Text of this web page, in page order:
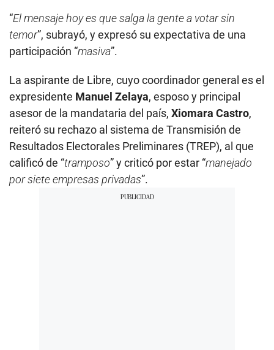
“El mensaje hoy es que salga la gente a votar sin
temor”, subrayó, y expresó su expectativa de una
participación “masiva”.
La aspirante de Libre, cuyo coordinador general es el
expresidente Manuel Zelaya, esposo y principal
asesor de la mandataria del país, Xiomara Castro,
reiteró su rechazo al sistema de Transmisión de
Resultados Electorales Preliminares (TREP), al que
calificó de “tramposo” y criticó por estar “manejado
por siete empresas privadas”.